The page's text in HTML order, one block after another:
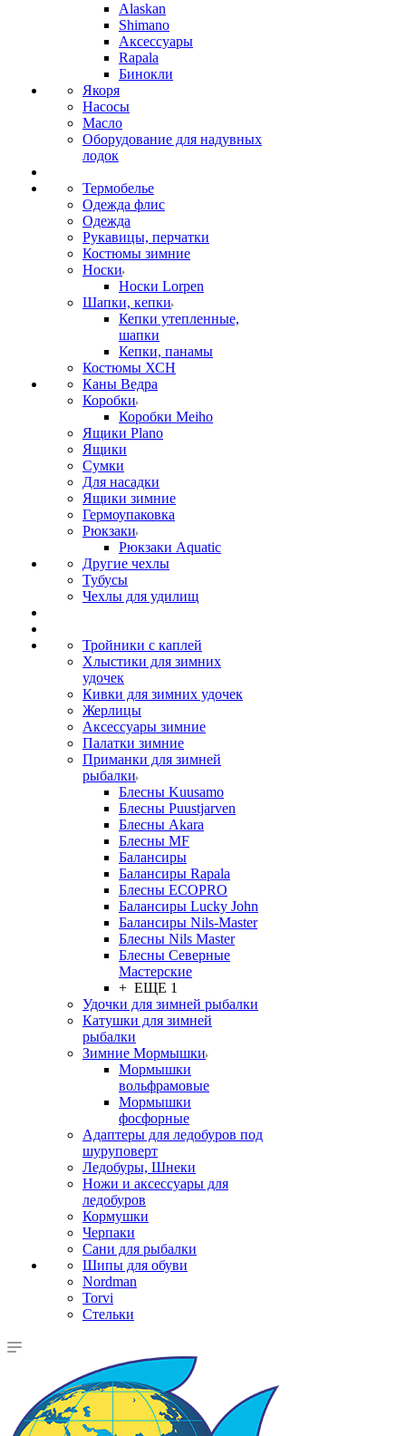
Alaskan
Shimano
Аксессуары
Rapala
Бинокли
Якоря
Насосы
Масло
Оборудование для надувных
лодок
Термобелье
Одежда флис
Одежда
Рукавицы, перчатки
Костюмы зимние
Носки
Носки Lorpen
Шапки, кепки
Кепки утепленные,
шапки
Кепки, панамы
Костюмы ХСН
Каны Ведра
Коробки
Коробки Meiho
Ящики Plano
Ящики
Сумки
Для насадки
Ящики зимние
Гермоупаковка
Рюкзаки
Рюкзаки Aquatic
Другие чехлы
Тубусы
Чехлы для удилищ
Тройники с каплей
Хлыстики для зимних
удочек
Кивки для зимних удочек
Жерлицы
Аксессуары зимние
Палатки зимние
Приманки для зимней
рыбалки
Блесны Kuusamo
Блесны Puustjarven
Блесны Akara
Блесны MF
Балансиры
Балансиры Rapala
Блесны ECOPRO
Балансиры Lucky John
Балансиры Nils-Master
Блесны Nils Master
Блесны Северные
Мастерские
+ ЕЩЕ 1
Удочки для зимней рыбалки
Катушки для зимней
рыбалки
Зимние Мормышки
Мормышки
вольфрамовые
Мормышки
фосфорные
Адаптеры для ледобуров под
шуруповерт
Ледобуры, Шнеки
Ножи и аксессуары для
ледобуров
Кормушки
Черпаки
Сани для рыбалки
Шипы для обуви
Nordman
Torvi
Стельки